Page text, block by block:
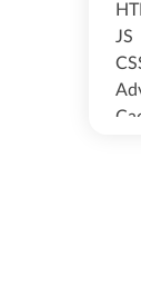
JS